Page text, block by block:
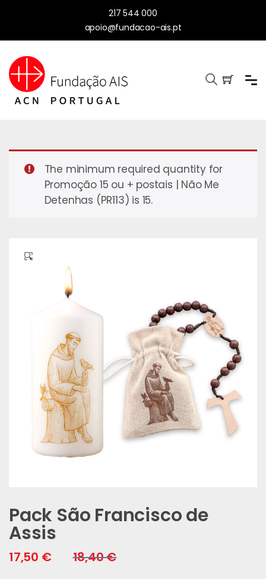
217 544 000
apoio@fundacao-ais.pt
The minimum required quantity for
Promoção 15 ou + postais | Não Me
Detenhas (PR113) is 15.
🔍
Pack São Francisco de
Assis
18,40€
17,50 €